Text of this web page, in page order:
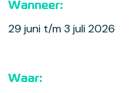
Wanneer:
29 juni t/m 3 juli 2026
Waar: